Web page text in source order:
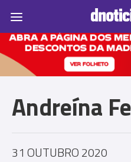
Prazeres
Andreína
31 OUTUBRO 2020